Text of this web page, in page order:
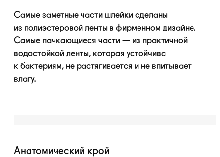
Самые заметные части шлейки сделаны
из полиэстеровой ленты в фирменном дизайне.
Самые пачкающиеся части — из практичной
водостойкой ленты, которая устойчива
к бактериям, не растягивается и не впитывает
влагу.
Анатомический крой